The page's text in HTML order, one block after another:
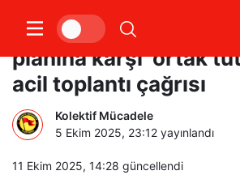
FHKC’den Trump’ın
planına karşı ‘ortak
acil toplantı çağrısı
Kolektif Mücadele
5 Ekim 2025, 23:12 yayınlandı
11 Ekim 2025, 14:28 güncellendi